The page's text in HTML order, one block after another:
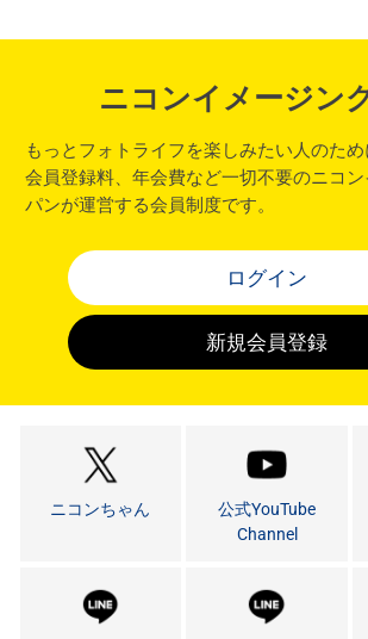
ニコンイメージン
もっとフォトライフを楽しみたい人のため
会員登録料、年会費など一切不要のニコ
パンが運営する会員制度です。
ログイン
新規会員登録
ニコンちゃん
公式YouTube
Channel